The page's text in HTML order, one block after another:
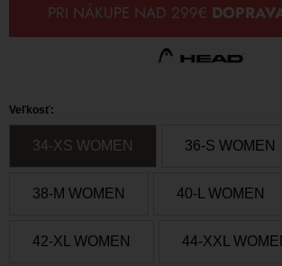
Veľkosť:
34-XS WOMEN 36-S WOMEN
38-M WOMEN 40-L WOMEN
42-XL WOMEN 44-XXL